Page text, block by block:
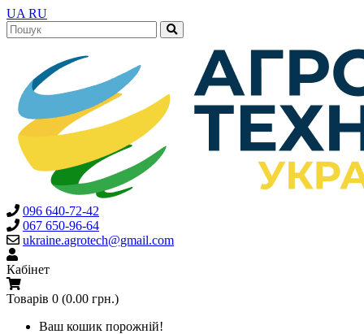
UA RU
096 640-72-42
067 650-96-64
ukraine.agrotech@gmail.com
Кабінет
Товарів 0 (0.00 грн.)
Ваш кошик порожній!